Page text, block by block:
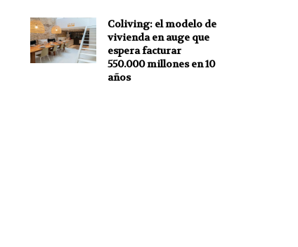
Coliving: el modelo de
vivienda en auge que
espera facturar
550.000 millones en 10
años